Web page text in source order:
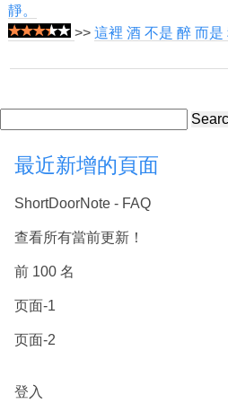
靜。
>> 這裡 酒 不是 醉 而是
最近新增的頁面
ShortDoorNote - FAQ
查看所有當前更新！
前 100 名
页面-1
页面-2
登入